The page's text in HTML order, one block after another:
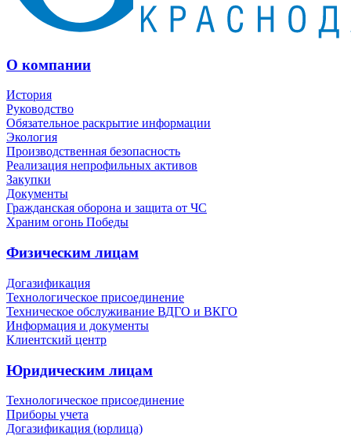
О компании
История
Руководство
Обязательное раскрытие информации
Экология
Производственная безопасность
Реализация непрофильных активов
Закупки
Документы
Гражданская оборона и защита от ЧС
Храним огонь Победы
Физическим лицам
Догазификация
Технологическое присоединение
Техническое обслуживание ВДГО и ВКГО
Информация и документы
Клиентский центр
Юридическим лицам
Технологическое присоединение
Приборы учета
Догазификация (юрлица)